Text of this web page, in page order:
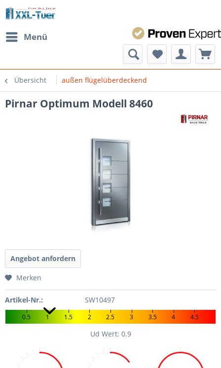
Menü
Übersicht außen flügelüberdeckend
Pirnar Optimum Modell 8460
Angebot anfordern
Merken
Artikel-Nr.: SW10497
0.5 1 1.5 2 2.5 3 3.5 4 4.5
Ud Wert: 0.9